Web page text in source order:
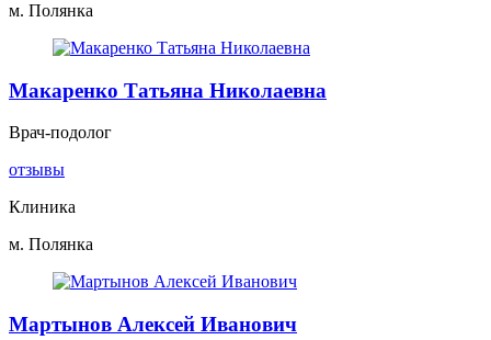
м. Полянка
Макаренко Татьяна Николаевна
Врач-подолог
отзывы
Клиника
м. Полянка
Мартынов Алексей Иванович